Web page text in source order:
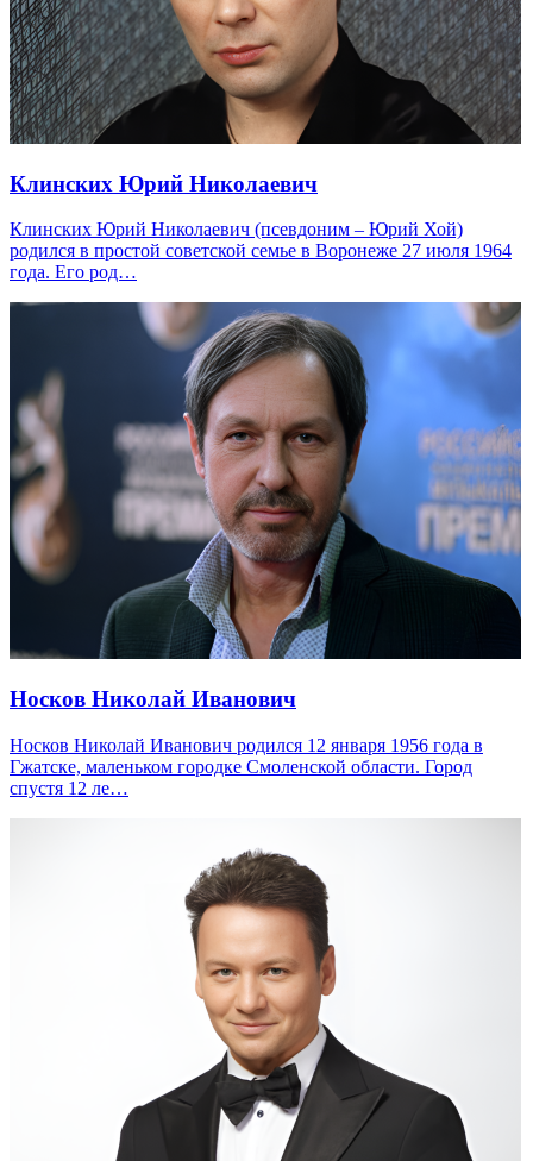
Клинских Юрий Николаевич
Клинских Юрий Николаевич (псевдоним – Юрий Хой)
родился в простой советской семье в Воронеже 27 июля 1964
года. Его род…
Носков Николай Иванович
Носков Николай Иванович родился 12 января 1956 года в
Гжатске, маленьком городке Смоленской области. Город
спустя 12 ле…